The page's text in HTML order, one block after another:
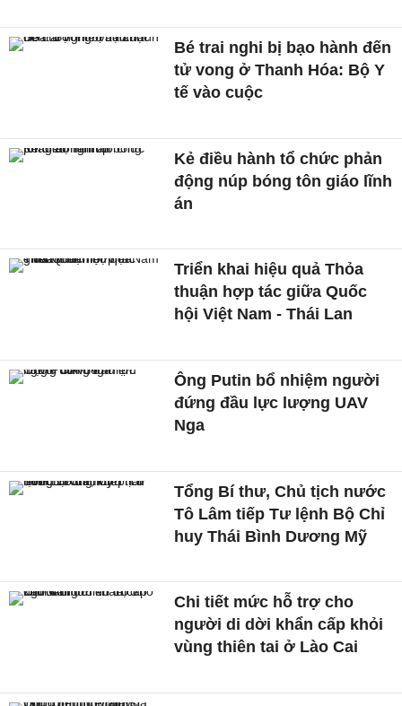
Bé trai nghi bị bạo hành đến
tử vong ở Thanh Hóa: Bộ Y
tế vào cuộc
Kẻ điều hành tổ chức phản
động núp bóng tôn giáo lĩnh
án
Triển khai hiệu quả Thỏa
thuận hợp tác giữa Quốc
hội Việt Nam - Thái Lan
Ông Putin bổ nhiệm người
đứng đầu lực lượng UAV
Nga
Tổng Bí thư, Chủ tịch nước
Tô Lâm tiếp Tư lệnh Bộ Chỉ
huy Thái Bình Dương Mỹ
Chi tiết mức hỗ trợ cho
người di dời khẩn cấp khỏi
vùng thiên tai ở Lào Cai